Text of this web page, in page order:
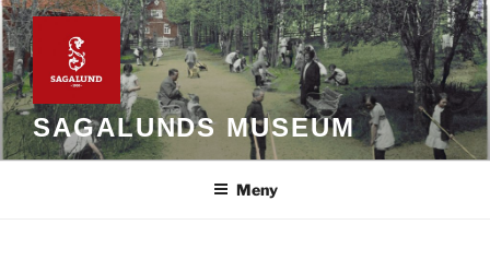
Hoppa
till
innehåll
SAGALUNDS MUSEUM
Meny